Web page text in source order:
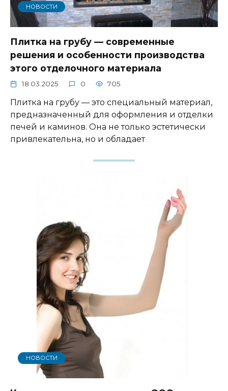
НОВОСТИ
Плитка на грубу — современные
решения и особенности производства
этого отделочного материала
18.03.2025 0 705
Плитка на грубу — это специальный материал,
предназначенный для оформления и отделки
печей и каминов. Она не только эстетически
привлекательна, но и обладает
НОВОСТИ